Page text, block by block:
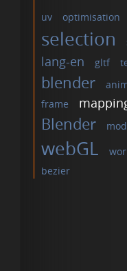
uv optimisation
selection
lang-en gltf
blender
frame
Blender
webGL
bezier